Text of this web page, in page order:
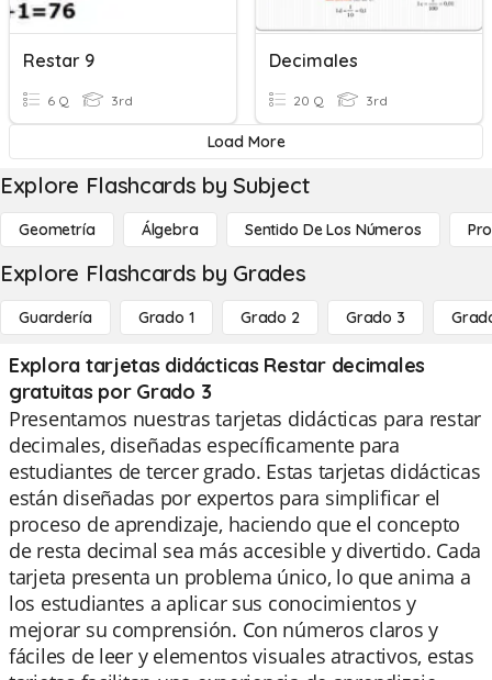
Restar 9
6 Q 3rd
Decimales
20 Q 3rd
Load More
Explore Flashcards by Subject
Geometría Álgebra Sentido De Los Números
Explore Flashcards by Grades
Guardería Grado 1 Grado 2 Grado 3
Explora tarjetas didácticas Restar decimales
gratuitas por Grado 3
Presentamos nuestras tarjetas didácticas para restar
decimales, diseñadas específicamente para
estudiantes de tercer grado. Estas tarjetas didácticas
están diseñadas por expertos para simplificar el
proceso de aprendizaje, haciendo que el concepto
de resta decimal sea más accesible y divertido. Cada
tarjeta presenta un problema único, lo que anima a
los estudiantes a aplicar sus conocimientos y
mejorar su comprensión. Con números claros y
fáciles de leer y elementos visuales atractivos, estas